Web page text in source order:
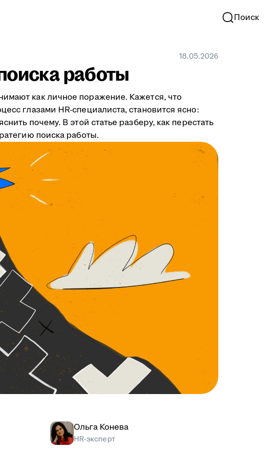
Поиск
18.05.2026
работы
как личное поражение. Кажется, что
глазами HR-специалиста, становится ясно:
почему. В этой статье разберу, как перестать
поиска работы.
Ольга Конева
HR-эксперт